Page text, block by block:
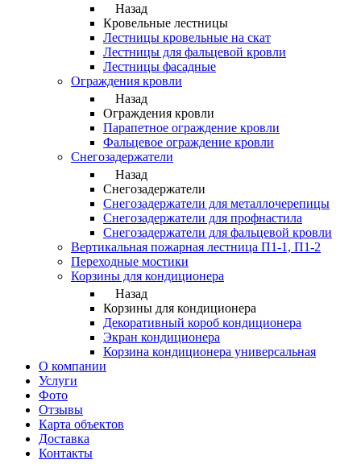
Назад
Кровельные лестницы
Лестницы кровельные на скат
Лестницы для фальцевой кровли
Лестницы фасадные
Ограждения кровли
Назад
Ограждения кровли
Парапетное ограждение кровли
Фальцевое ограждение кровли
Снегозадержатели
Назад
Снегозадержатели
Снегозадержатели для металлочерепицы
Снегозадержатели для профнастила
Снегозадержатели для фальцевой кровли
Вертикальная пожарная лестница П1-1, П1-2
Переходные мостики
Корзины для кондиционера
Назад
Корзины для кондиционера
Декоративный короб кондиционера
Экран кондиционера
Корзина кондиционера универсальная
О компании
Услуги
Фото
Отзывы
Карта объектов
Доставка
Контакты